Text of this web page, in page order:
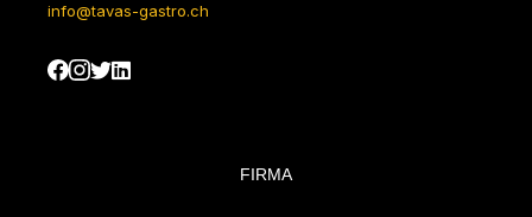
info@tavas-gastro.ch
FIRMA